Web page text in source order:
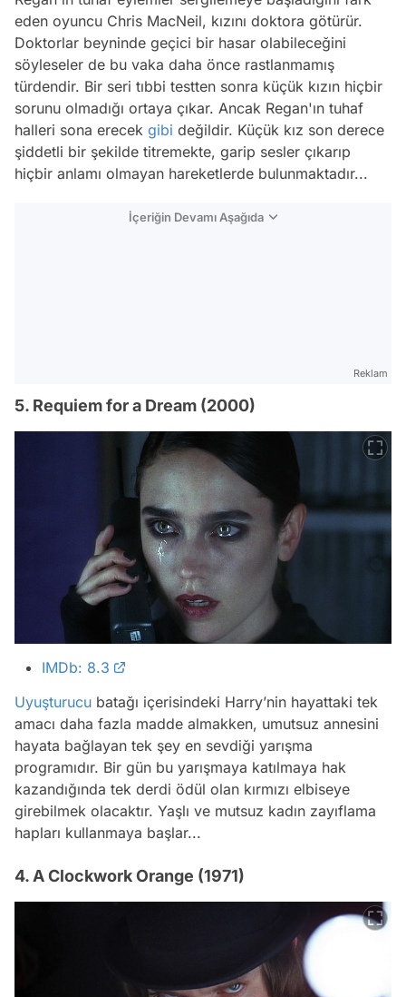
eden oyuncu Chris MacNeil, kızını doktora götürür.
Doktorlar beyninde geçici bir hasar olabileceğini
söyleseler de bu vaka daha önce rastlanmamış
türdendir. Bir seri tıbbi testten sonra küçük kızın hiçbir
sorunu olmadığı ortaya çıkar. Ancak Regan'ın tuhaf
halleri sona erecek gibi değildir. Küçük kız son derece
şiddetli bir şekilde titremekte, garip sesler çıkarıp
hiçbir anlamı olmayan hareketlerde bulunmaktadır...
İçeriğin Devamı Aşağıda
Reklam
5. Requiem for a Dream (2000)
IMDb: 8.3
Uyuşturucu batağı içerisindeki Harry’nin hayattaki tek
amacı daha fazla madde almakken, umutsuz annesini
hayata bağlayan tek şey en sevdiği yarışma
programıdır. Bir gün bu yarışmaya katılmaya hak
kazandığında tek derdi ödül olan kırmızı elbiseye
girebilmek olacaktır. Yaşlı ve mutsuz kadın zayıflama
hapları kullanmaya başlar...
4. A Clockwork Orange (1971)